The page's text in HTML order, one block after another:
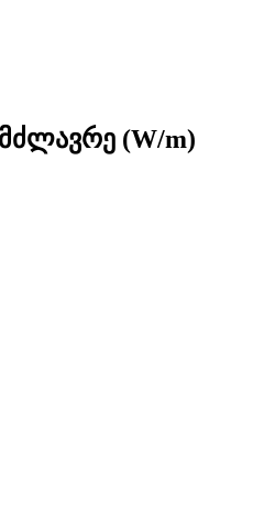
(W/m)